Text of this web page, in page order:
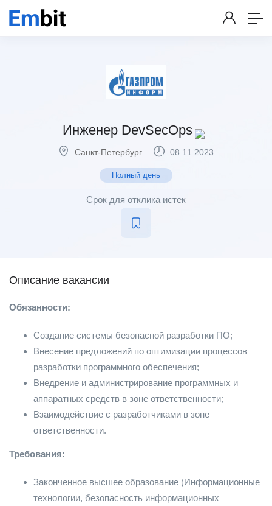
Инженер DevSecOps
Санкт-Петербург 08.11.2023
Полный день
Срок для отклика истек
Описание вакансии
Обязанности:
Создание системы безопасной разработки ПО;
Внесение предложений по оптимизации процессов
разработки программного обеспечения;
Внедрение и администрирование программных и
аппаратных средств в зоне ответственности;
Взаимодействие с разработчиками в зоне
ответственности.
Требования:
Законченное высшее образование (Информационные
технологии, безопасность информационных